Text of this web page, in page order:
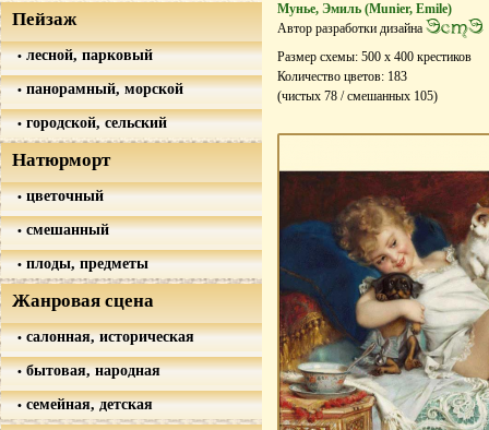
Пейзаж
лесной, парковый
панорамный, морской
городской, сельский
Натюрморт
цветочный
смешанный
плоды, предметы
Жанровая сцена
салонная, историческая
бытовая, народная
семейная, детская
Мунье, Эмиль (Munier, Emile)
Автор разработки дизайна ЭстЭ
Размер схемы: 500 х 400 крестиков
Количество цветов: 183
(чистых 78 / смешанных 105)